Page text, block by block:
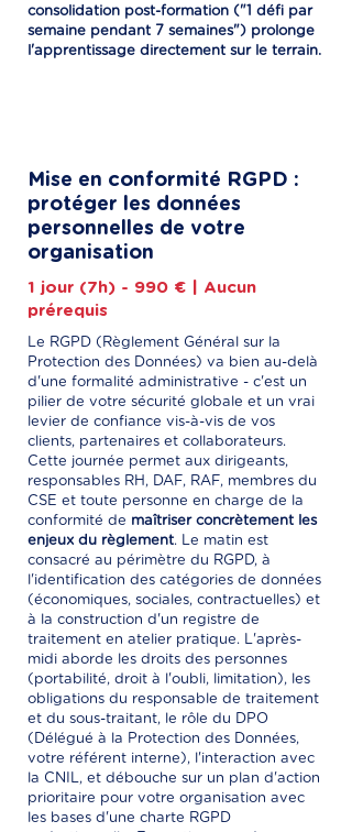
consolidation post-formation ("1 défi par
semaine pendant 7 semaines") prolonge
l'apprentissage directement sur le terrain.
Mise en conformité RGPD :
protéger les données
personnelles de votre
organisation
1 jour (7h) - 990 € | Aucun
prérequis
Le RGPD (Règlement Général sur la
Protection des Données) va bien au-delà
d'une formalité administrative - c'est un
pilier de votre sécurité globale et un vrai
levier de confiance vis-à-vis de vos
clients, partenaires et collaborateurs.
Cette journée permet aux dirigeants,
responsables RH, DAF, RAF, membres du
CSE et toute personne en charge de la
conformité de maîtriser concrètement les
enjeux du règlement. Le matin est
consacré au périmètre du RGPD, à
l'identification des catégories de données
(économiques, sociales, contractuelles) et
à la construction d'un registre de
traitement en atelier pratique. L'après-
midi aborde les droits des personnes
(portabilité, droit à l'oubli, limitation), les
obligations du responsable de traitement
et du sous-traitant, le rôle du DPO
(Délégué à la Protection des Données,
votre référent interne), l'interaction avec
la CNIL, et débouche sur un plan d'action
prioritaire pour votre organisation avec
les bases d'une charte RGPD